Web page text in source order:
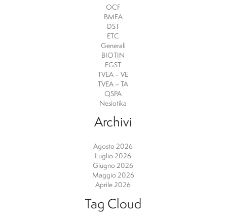
OCF
BMEA
DST
ETC
Generali
BIOTIN
EGST
TVEA – VE
TVEA – TA
QSPA
Nesiotika
Archivi
Agosto 2026
Luglio 2026
Giugno 2026
Maggio 2026
Aprile 2026
Tag Cloud